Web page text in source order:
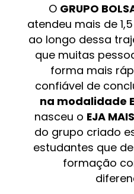
O GRUPO
atendeu mais de
ao longo dessa
que muitas
forma mais
confiável de
na modalidade
nasceu o EJA
do grupo criado
estudantes que
formação